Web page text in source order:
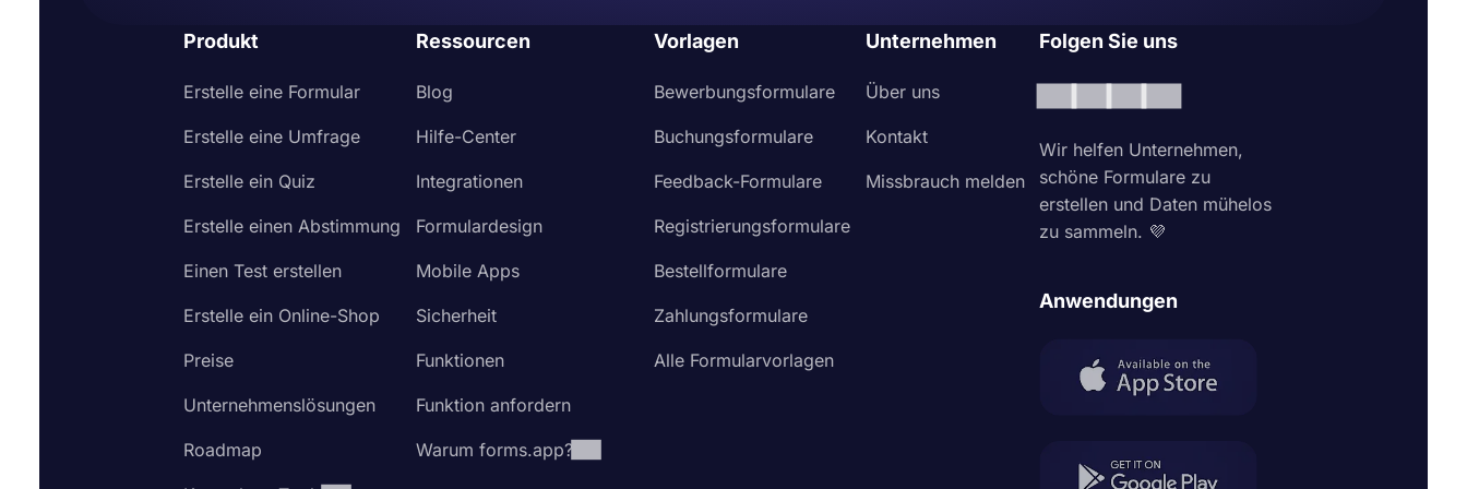
Produkt
Erstelle eine Formular
Erstelle eine Umfrage
Erstelle ein Quiz
Erstelle einen Abstimmung
Einen Test erstellen
Erstelle ein Online-Shop
Preise
Unternehmenslösungen
Roadmap
Ressourcen
Blog
Hilfe-Center
Integrationen
Formulardesign
Mobile Apps
Sicherheit
Funktionen
Funktion anfordern
Warum forms.app?
Vorlagen
Bewerbungsformulare
Buchungsformulare
Feedback-Formulare
Registrierungsformulare
Bestellformulare
Zahlungsformulare
Alle Formularvorlagen
Unternehmen
Über uns
Kontakt
Missbrauch melden
Folgen Sie uns
Wir helfen Unternehmen,
schöne Formulare zu
erstellen und Daten mühelos
zu sammeln. 💜
Anwendungen